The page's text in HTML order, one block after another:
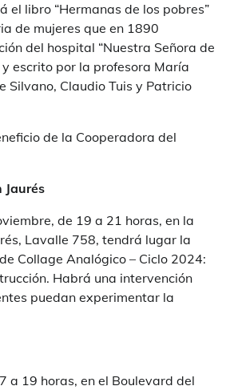
el libro “Hermanas de los pobres”
de mujeres que en 1890
del hospital “Nuestra Señora de
escrito por la profesora María
Silvano, Claudio Tuis y Patricio
de la Cooperadora del
Jaurés
de 19 a 21 horas, en la
Lavalle 758, tendrá lugar la
Collage Analógico – Ciclo 2024:
Habrá una intervención
puedan experimentar la
a 19 horas, en el Boulevard del